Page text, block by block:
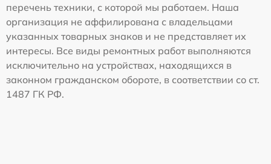
перечень техники, с которой мы работаем. Наша
организация не аффилирована с владельцами
указанных товарных знаков и не представляет их
интересы. Все виды ремонтных работ выполняются
исключительно на устройствах, находящихся в
законном гражданском обороте, в соответствии со ст.
1487 ГК РФ.